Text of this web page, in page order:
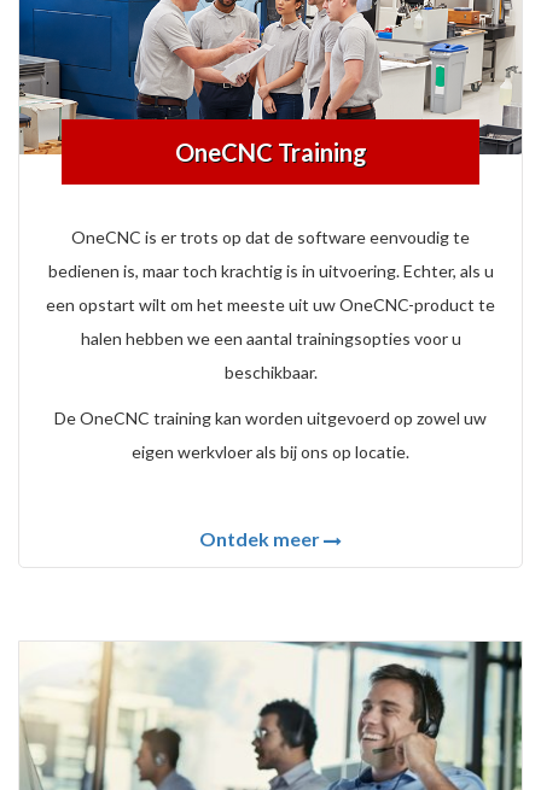
OneCNC Training
OneCNC is er trots op dat de software eenvoudig te
bedienen is, maar toch krachtig is in uitvoering. Echter, als u
een opstart wilt om het meeste uit uw OneCNC-product te
halen hebben we een aantal trainingsopties voor u
beschikbaar.
De OneCNC training kan worden uitgevoerd op zowel uw
eigen werkvloer als bij ons op locatie.
Ontdek meer